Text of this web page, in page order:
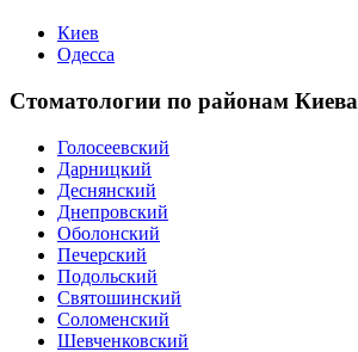
Киев
Одесса
Стоматологии по районам Киева
Голосеевский
Дарницкий
Деснянский
Днепровский
Оболонский
Печерский
Подольский
Святошинский
Соломенский
Шевченковский